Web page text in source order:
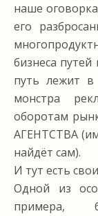
наше
его
бизнеса
путь лежит в
монстра
оборотам
АГЕНТСТВА
найдёт сам).
И тут есть
Одной из
примера,